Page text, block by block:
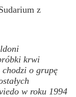
z
krwi
chodzi o grupę
w roku 1994